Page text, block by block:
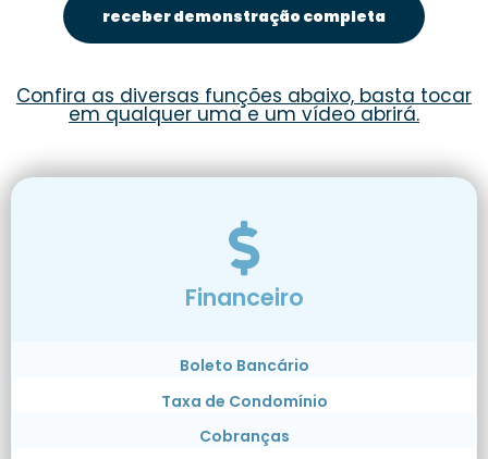
receber demonstração completa
Confira as diversas funções abaixo, basta tocar
em qualquer uma e um vídeo abrirá.
Financeiro
Boleto Bancário
Taxa de Condomínio
Cobranças